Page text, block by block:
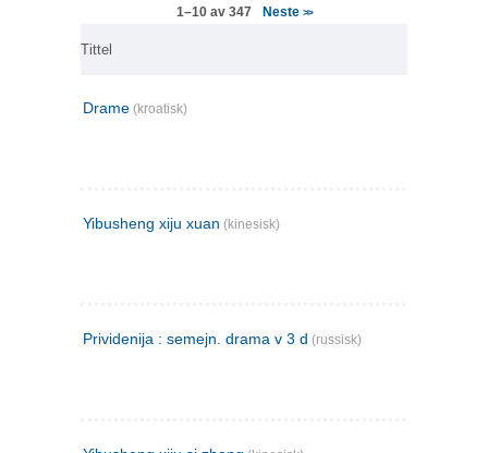
1–10 av 347 Neste >>
Tittel
Drame (kroatisk)
Yibusheng xiju xuan (kinesisk)
Prividenija : semejn. drama v 3 d (russisk)